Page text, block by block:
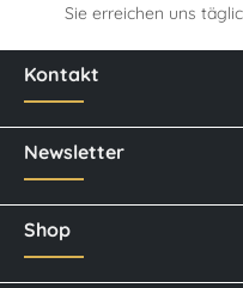
Sie erreichen uns
Kontakt
Newsletter
Shop